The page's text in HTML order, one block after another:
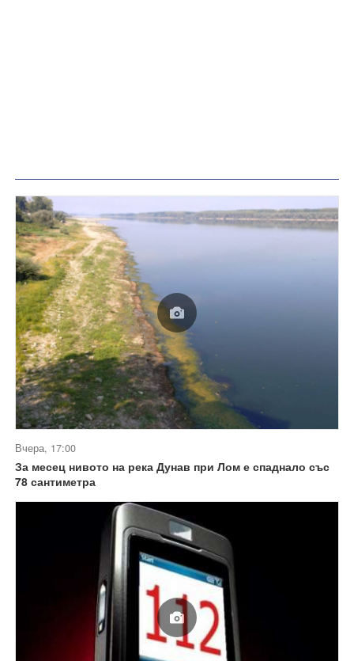
Вчера, 17:00
За месец нивото на река Дунав при Лом е спаднало със
78 сантиметра